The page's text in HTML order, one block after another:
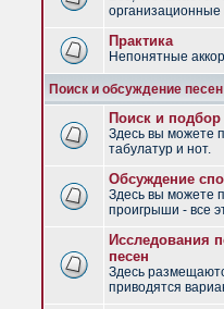
организационные
Практика
Непонятные
Поиск и обсуждение песен
Поиск и подбор
Здесь вы можете
табулатур и нот.
Обсуждение
Здесь вы можете
проигрыши - все
Исследования
песен
Здесь
приводятся